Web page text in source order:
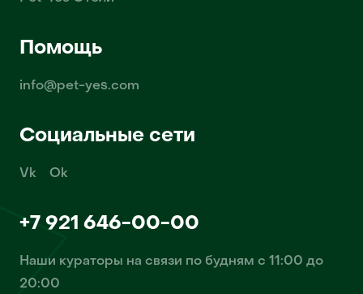
Помощь
info@pet-yes.com
Социальные сети
Vk Ok
+7 921 646-00-00
Наши кураторы на связи по будням с 11:00 до
20:00